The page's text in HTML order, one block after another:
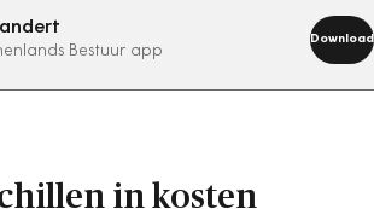
Bestuur app
Download
abonneer nu
in kosten